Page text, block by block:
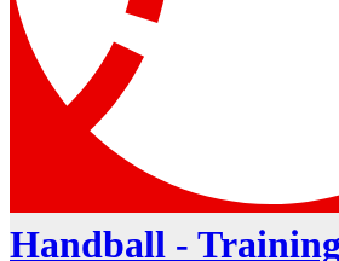
Handball -